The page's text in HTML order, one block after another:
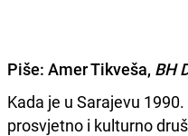
Piše: Amer Tikveša, BH
Kada je u Sarajevu
prosvjetno i kulturno